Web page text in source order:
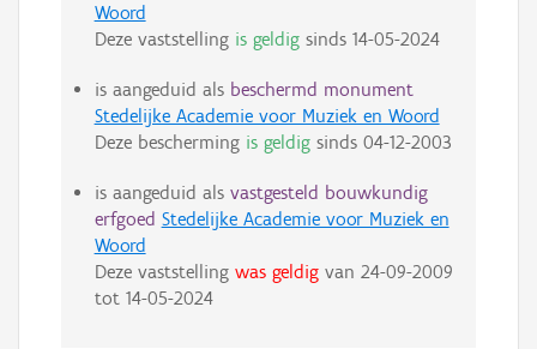
Woord
Deze vaststelling is geldigsinds 14-05-2024
is aangeduid als beschermd monument
Stedelijke Academie voor Muziek en Woord
Deze bescherming is geldigsinds 04-12-2003
is aangeduid als vastgesteld bouwkundig
erfgoed Stedelijke Academie voor Muziek en
Woord
Deze vaststelling was geldigvan 24-09-2009
tot 14-05-2024